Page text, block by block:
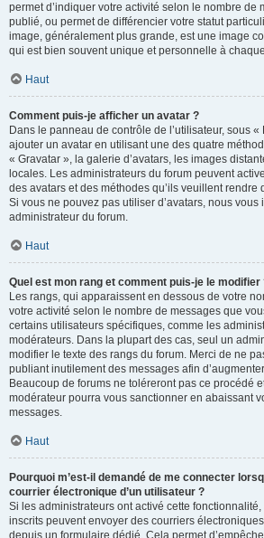
permet d’indiquer votre activité selon le nombre de
publié, ou permet de différencier votre statut
image, généralement plus grande, est une image
qui est bien souvent unique et personnelle à
Haut
Comment puis-je afficher un avatar ?
Dans le panneau de contrôle de l’utilisateur, sous
ajouter un avatar en utilisant une des quatre
« Gravatar », la galerie d’avatars, les images
locales. Les administrateurs du forum peuvent
des avatars et des méthodes qu’ils veuillent
Si vous ne pouvez pas utiliser d’avatars, nous vous
administrateur du forum.
Haut
Quel est mon rang et comment puis-je le modifier
Les rangs, qui apparaissent en dessous de votre
votre activité selon le nombre de messages que
certains utilisateurs spécifiques, comme les
modérateurs. Dans la plupart des cas, seul un
modifier le texte des rangs du forum. Merci de ne
publiant inutilement des messages afin
Beaucoup de forums ne toléreront pas ce procédé
modérateur pourra vous sanctionner en abaissant
messages.
Haut
Pourquoi m’est-il demandé de me connecter
courrier électronique d’un utilisateur ?
Si les administrateurs ont activé cette
inscrits peuvent envoyer des courriers
depuis un formulaire dédié. Cela permet